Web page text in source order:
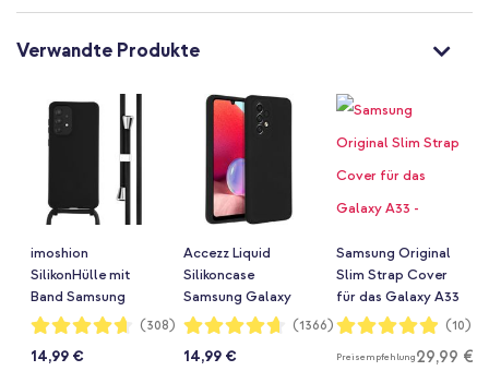
Verwandte Produkte
imoshion
SilikonHülle mit
Band Samsung
Galaxy A33 -
Bewertung:
93%
(308)
14,99 €
Accezz Liquid
Silikoncase
Samsung Galaxy
A33 - Schwarz
Bewertung:
93%
(1366)
14,99 €
Samsung Original
Slim Strap Cover
für das Galaxy A33
- Schwarz
Bewertung:
98%
(10)
Preisempfehlung29,99 €